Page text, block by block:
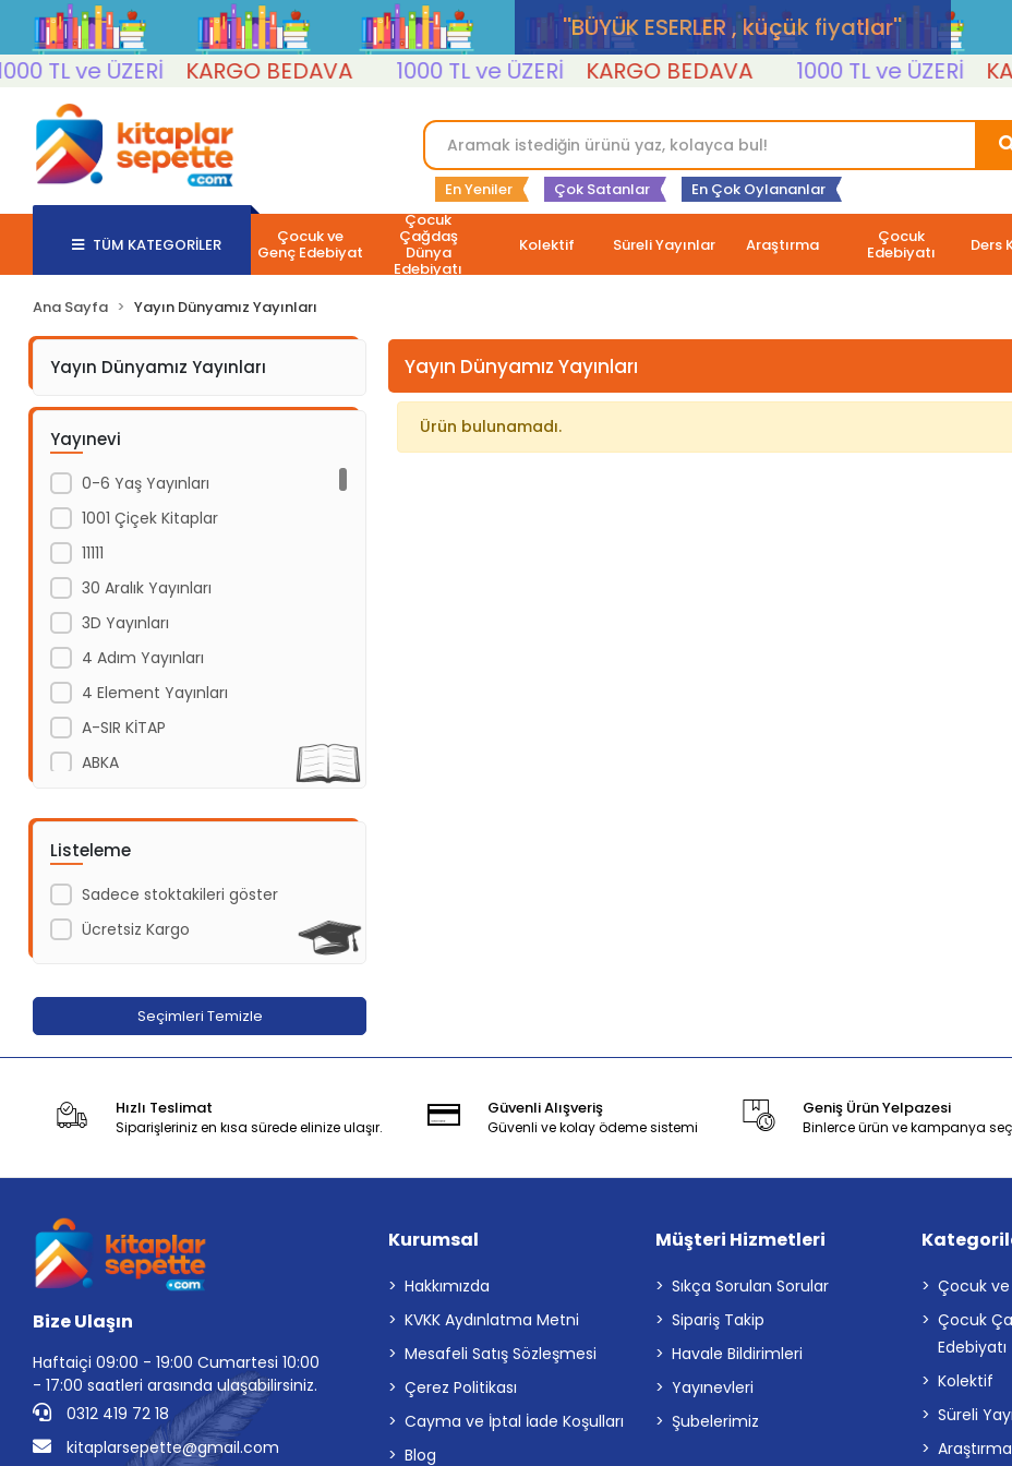
''BÜYÜK ESERLER , küçük fiyatlar''
TL ve ÜZERİ
KARGO BEDAVA 1000 TL ve ÜZERİ KARGO BEDAVA 1000 TL ve ÜZERİ
En Yeniler Çok Satanlar En Çok Oylananlar
TÜM KATEGORİLER Çocuk ve
Genç Edebiyat
Çocuk
Çağdaş
Dünya
Edebiyatı
Kolektif Süreli Yayınlar Araştırma Çocuk
Edebiyatı Ders
Ana Sayfa Yayın Dünyamız Yayınları
Yayın Dünyamız Yayınları
Yayınevi
0-6 Yaş Yayınları
1001 Çiçek Kitaplar
11111
30 Aralık Yayınları
3D Yayınları
4 Adım Yayınları
4 Element Yayınları
A-SIR KİTAP
ABKA
Acil Yayınları
Açı Yayınları
ADAKÜLTÜR
Adeda Yayınları
Aden Yayıncılık
Agapi Yayınları
Aile Yayınları
AKABE HEDİYELİK
Akademi Çocuk
Akademi Çocuk - Funny Mat
Akademi Denizi Yayınları
Akaşa Yayınları
Akçağ Yayınları
Akil Yayınevi
Listeleme
Sadece stoktakileri göster
Ücretsiz Kargo
Seçimleri Temizle
Yayın Dünyamız Yayınları
Ürün bulunamadı.
Hızlı Teslimat
Siparişleriniz en kısa sürede elinize ulaşır.
Güvenli Alışveriş
Güvenli ve kolay ödeme sistemi
Geniş Ürün Yelpazesi
Binlerce ürün ve kampanya
Bize Ulaşın
Haftaiçi 09:00 - 19:00 Cumartesi 10:00
- 17:00 saatleri arasında ulaşabilirsiniz.
0312 419 72 18
kitaplarsepette@gmail.com
Kurumsal
Hakkımızda
KVKK Aydınlatma Metni
Mesafeli Satış Sözleşmesi
Çerez Politikası
Cayma ve İptal İade Koşulları
Blog
Müşteri Hizmetleri
Sıkça Sorulan Sorular
Sipariş Takip
Havale Bildirimleri
Yayınevleri
Şubelerimiz
Çocuk
Çocuk
Edebiyatı
Kolektif
Süreli
Araştırma